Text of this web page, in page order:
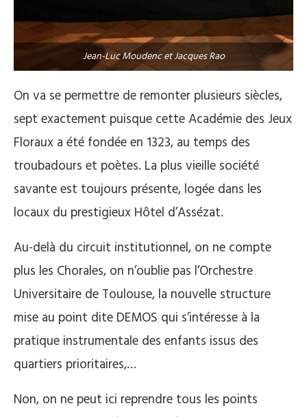
Jean-Luc Moudenc et Jacques Rao
On va se permettre de remonter plusieurs siècles,
sept exactement puisque cette Académie des Jeux
Floraux a été fondée en 1323, au temps des
troubadours et poètes. La plus vieille société
savante est toujours présente, logée dans les
locaux du prestigieux Hôtel d’Assézat.
Au-delà du circuit institutionnel, on ne compte
plus les Chorales, on n’oublie pas l’Orchestre
Universitaire de Toulouse, la nouvelle structure
mise au point dite DEMOS qui s’intéresse à la
pratique instrumentale des enfants issus des
quartiers prioritaires,…
Non, on ne peut ici reprendre tous les points